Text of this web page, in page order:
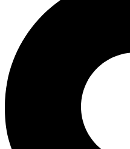
выбрать
на
странице
вариаций.
Опции
можно
выбрать